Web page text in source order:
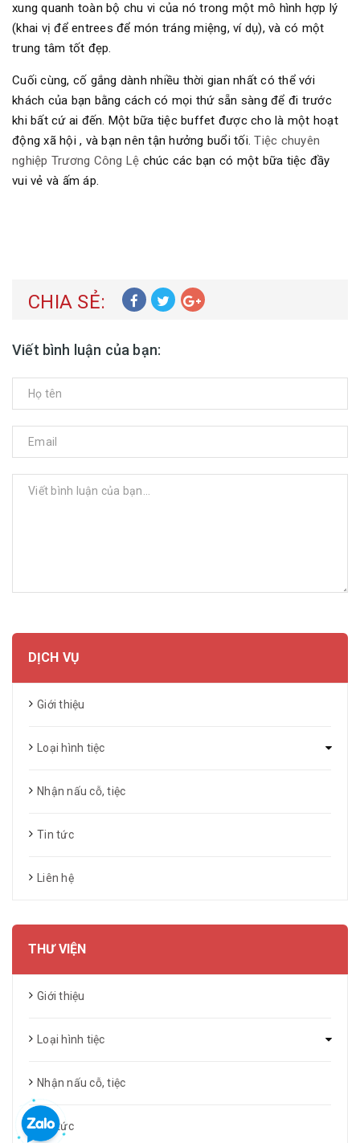
xung quanh toàn bộ chu vi của nó trong một mô hình hợp lý
(khai vị để entrees để món tráng miệng, ví dụ), và có một
trung tâm tốt đẹp.
Cuối cùng, cố gắng dành nhiều thời gian nhất có thể với
khách của bạn bằng cách có mọi thứ sẵn sàng để đi trước
khi bất cứ ai đến. Một bữa tiệc buffet được cho là một hoạt
động xã hội , và bạn nên tận hưởng buổi tối.Tiệc chuyên
nghiệp Trương Công Lệ chúc các bạn có một bữa tiệc đầy
vui vẻ và ấm áp.
CHIA SẺ:
Viết bình luận của bạn:
DỊCH VỤ
Giới thiệu
Loại hình tiệc
Nhận nấu cỗ, tiệc
Tin tức
Liên hệ
THƯ VIỆN
Giới thiệu
Loại hình tiệc
Nhận nấu cỗ, tiệc
Tin tức